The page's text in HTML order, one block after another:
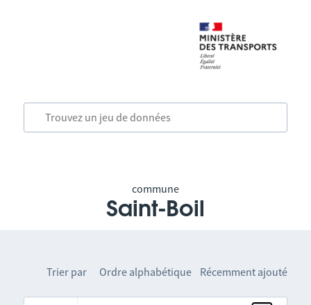
commune
Saint-Boil
Trier par Ordre alphabétique Récemment ajouté